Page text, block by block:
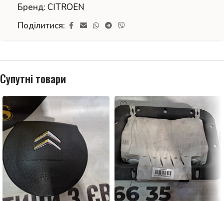
Бренд: CITROEN
Поділитися:
Супутні товари